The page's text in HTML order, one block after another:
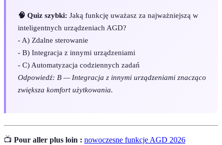
🧠 Quiz szybki: Jaką funkcję uważasz za najważniejszą w
inteligentnych urządzeniach AGD?
- A) Zdalne sterowanie
- B) Integracja z innymi urządzeniami
- C) Automatyzacja codziennych zadań
Odpowiedź: B — Integracja z innymi urządzeniami znacząco
zwiększa komfort użytkowania.
📺 Pour aller plus loin : nowoczesne funkcje AGD 2026